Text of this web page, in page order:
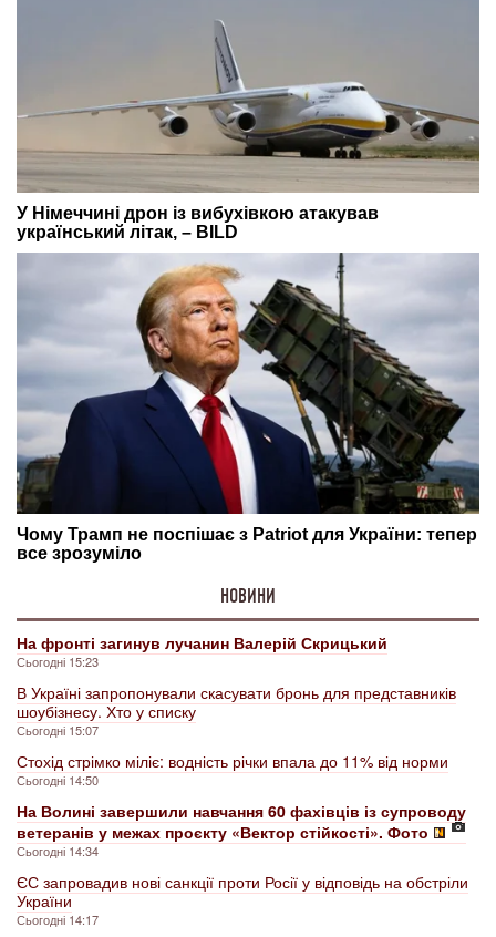
НОВИНИ
На фронті загинув лучанин Валерій Скрицький
Сьогодні 15:23
В Україні запропонували скасувати бронь для представників
шоубізнесу. Хто у списку
Сьогодні 15:07
Стохід стрімко міліє: водність річки впала до 11% від норми
Сьогодні 14:50
На Волині завершили навчання 60 фахівців із супроводу
ветеранів у межах проєкту «Вектор стійкості». Фото
Сьогодні 14:34
ЄС запровадив нові санкції проти Росії у відповідь на обстріли
України
Сьогодні 14:17